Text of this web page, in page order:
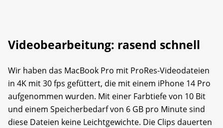
Videobearbeitung: rasend schnell
Wir haben das MacBook Pro mit ProRes-Videodateien
in 4K mit 30 fps gefüttert, die mit einem iPhone 14 Pro
aufgenommen wurden. Mit einer Farbtiefe von 10 Bit
und einem Speicherbedarf von 6 GB pro Minute sind
diese Dateien keine Leichtgewichte. Die Clips dauerten